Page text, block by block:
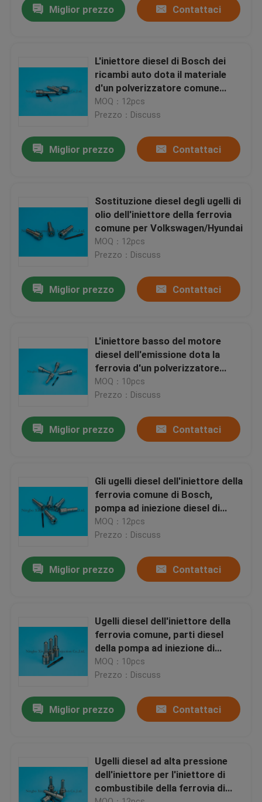
Prodotti
Chi siamo
Fatory Tour
Contattaci
ugelli comuni dell'iniettore della ferrovia
Ugelli dell'iniettore di Bosch
Ugelli dell'iniettore di Denso
Miglior prezzo Contattaci
L'iniettore diesel di Bosch dei
ricambi auto dota il materiale
d'un polverizzatore comune
dell'acciaio rapido della ferrovia
MOQ：12pcs
Prezzo：Discuss
Miglior prezzo Contattaci
Sostituzione diesel degli ugelli di
olio dell'iniettore della ferrovia
comune per Volkswagen/Hyundai
MOQ：12pcs
Prezzo：Discuss
Miglior prezzo Contattaci
L'iniettore basso del motore
diesel dell'emissione dota la
ferrovia d'un polverizzatore
comune per il camion di
Dongfeng Denon
MOQ：10pcs
Prezzo：Discuss
Miglior prezzo Contattaci
Gli ugelli diesel dell'iniettore della
ferrovia comune di Bosch,
pompa ad iniezione diesel di
Bosch parte DLLA155P948
MOQ：12pcs
Prezzo：Discuss
Miglior prezzo Contattaci
Ugelli diesel dell'iniettore della
ferrovia comune, parti diesel
della pompa ad iniezione di
Bosch
MOQ：10pcs
Prezzo：Discuss
Miglior prezzo Contattaci
Ugelli diesel ad alta pressione
dell'iniettore per l'iniettore di
combustibile della ferrovia di